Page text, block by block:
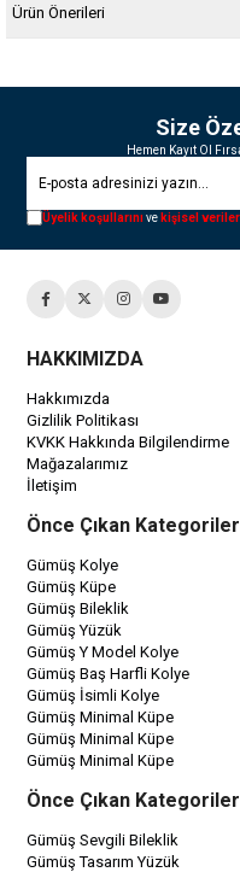
Ürün Önerileri
Size
Hemen Kayıt Ol
Üyelik koşullarınıve kişisel
HAKKIMIZDA
Hakkımızda
Gizlilik Politikası
KVKK Hakkında Bilgilendirme
Mağazalarımız
İletişim
Önce Çıkan Kategoriler
Gümüş Kolye
Gümüş Küpe
Gümüş Bileklik
Gümüş Yüzük
Gümüş Y Model Kolye
Gümüş Baş Harfli Kolye
Gümüş İsimli Kolye
Gümüş Minimal Küpe
Gümüş Minimal Küpe
Gümüş Minimal Küpe
Önce Çıkan Kategoriler
Gümüş Sevgili Bileklik
Gümüş Tasarım Yüzük